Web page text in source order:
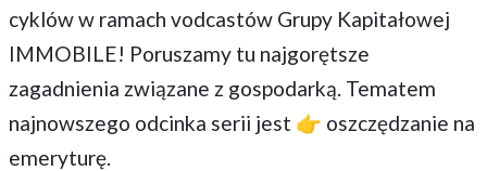
cyklów w ramach vodcastów Grupy Kapitałowej
IMMOBILE! Poruszamy tu najgorętsze
zagadnienia związane z gospodarką. Tematem
najnowszego odcinka serii jest 👉 oszczędzanie na
emeryturę.